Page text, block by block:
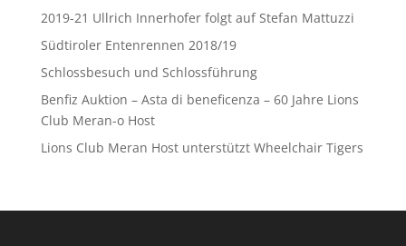
2019-21 Ullrich Innerhofer folgt auf Stefan Mattuzzi
Südtiroler Entenrennen 2018/19
Schlossbesuch und Schlossführung
Benfiz Auktion – Asta di beneficenza – 60 Jahre Lions
Club Meran-o Host
Lions Club Meran Host unterstützt Wheelchair Tigers